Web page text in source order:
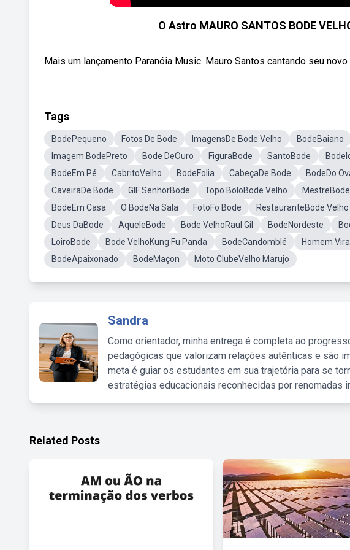
O Astro MAURO SANTOS BODE
Mais um lançamento Paranóia Music. Mauro Santos cantando seu
Tags
BodePequeno Fotos De Bode ImagensDe Bode Velho BodeBaiano
Imagem BodePreto
Bode DeOuro FiguraBode SantoBode
BodeEm Pé
CabritoVelho BodeFolia CabeçaDe Bode BodeDo
CaveiraDe Bode
GIF SenhorBode Topo BoloBode Velho MestreBode
BodeEm Casa
O BodeNa Sala FotoFo Bode RestauranteBode Velho
Deus DaBode
AqueleBode Bode VelhoRaul Gil BodeNordeste
LoiroBode
Bode VelhoKung Fu Panda BodeCandomblé Homem
BodeApaixonado
BodeMaçon Moto ClubeVelho Marujo
Sandra
Como orientador, minha entrega é completa ao
pedagógicas que valorizam relações autênticas e são
meta é guiar os estudantes em sua trajetória para se
estratégias educacionais reconhecidas por renomadas
Related Posts